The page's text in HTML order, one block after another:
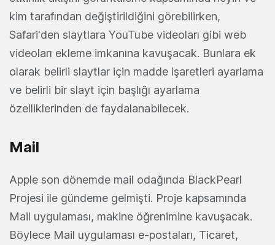
kim tarafından değiştirildiğini görebilirken,
Safari'den slaytlara YouTube videoları gibi web
videoları ekleme imkanına kavuşacak. Bunlara ek
olarak belirli slaytlar için madde işaretleri ayarlama
ve belirli bir slayt için başlığı ayarlama
özelliklerinden de faydalanabilecek.
Mail
Apple son dönemde mail odağında BlackPearl
Projesi ile gündeme gelmişti. Proje kapsamında
Mail uygulaması, makine öğrenimine kavuşacak.
Böylece Mail uygulaması e-postaları, Ticaret,